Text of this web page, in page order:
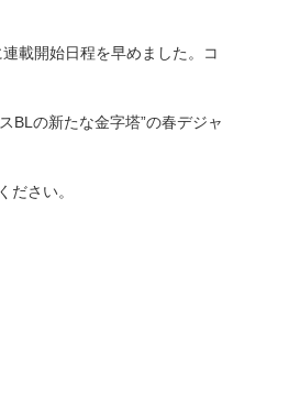
載開始日程を早めました。コ
BLの新たな金字塔”の春デジャ
ださい。